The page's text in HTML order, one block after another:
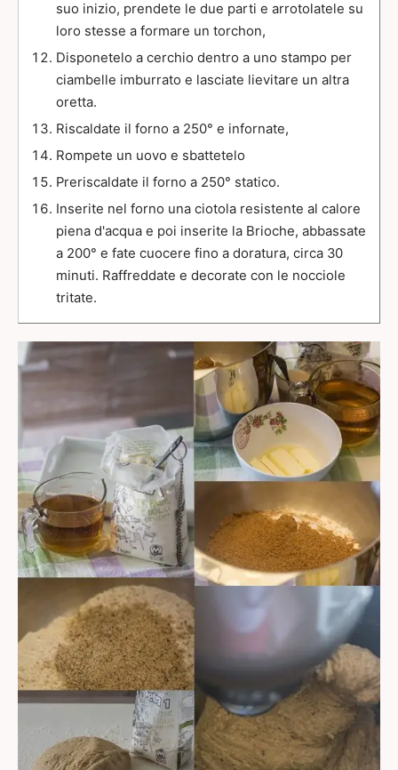
suo inizio, prendete le due parti e arrotolatele su
loro stesse a formare un torchon,
Disponetelo a cerchio dentro a uno stampo per
ciambelle imburrato e lasciate lievitare un altra
oretta.
Riscaldate il forno a 250° e infornate,
Rompete un uovo e sbattetelo
Preriscaldate il forno a 250° statico.
Inserite nel forno una ciotola resistente al calore
piena d'acqua e poi inserite la Brioche, abbassate
a 200° e fate cuocere fino a doratura, circa 30
minuti. Raffreddate e decorate con le nocciole
tritate.